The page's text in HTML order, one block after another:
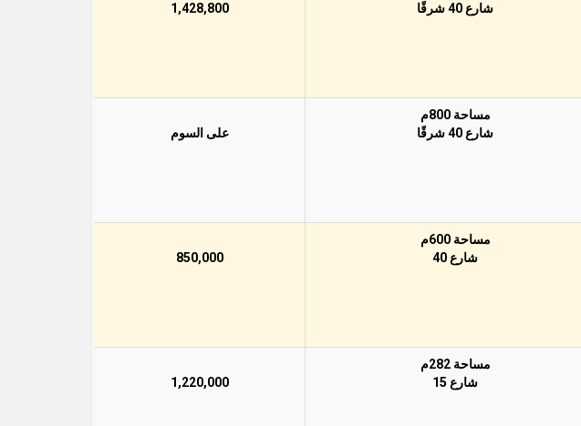
شارع 40 شرقًا
1,428,800
مساحة 800م
شارع 40 شرقًا
على السوم
مساحة 600م
شارع 40
850,000
مساحة 282م
شارع 15
1,220,000